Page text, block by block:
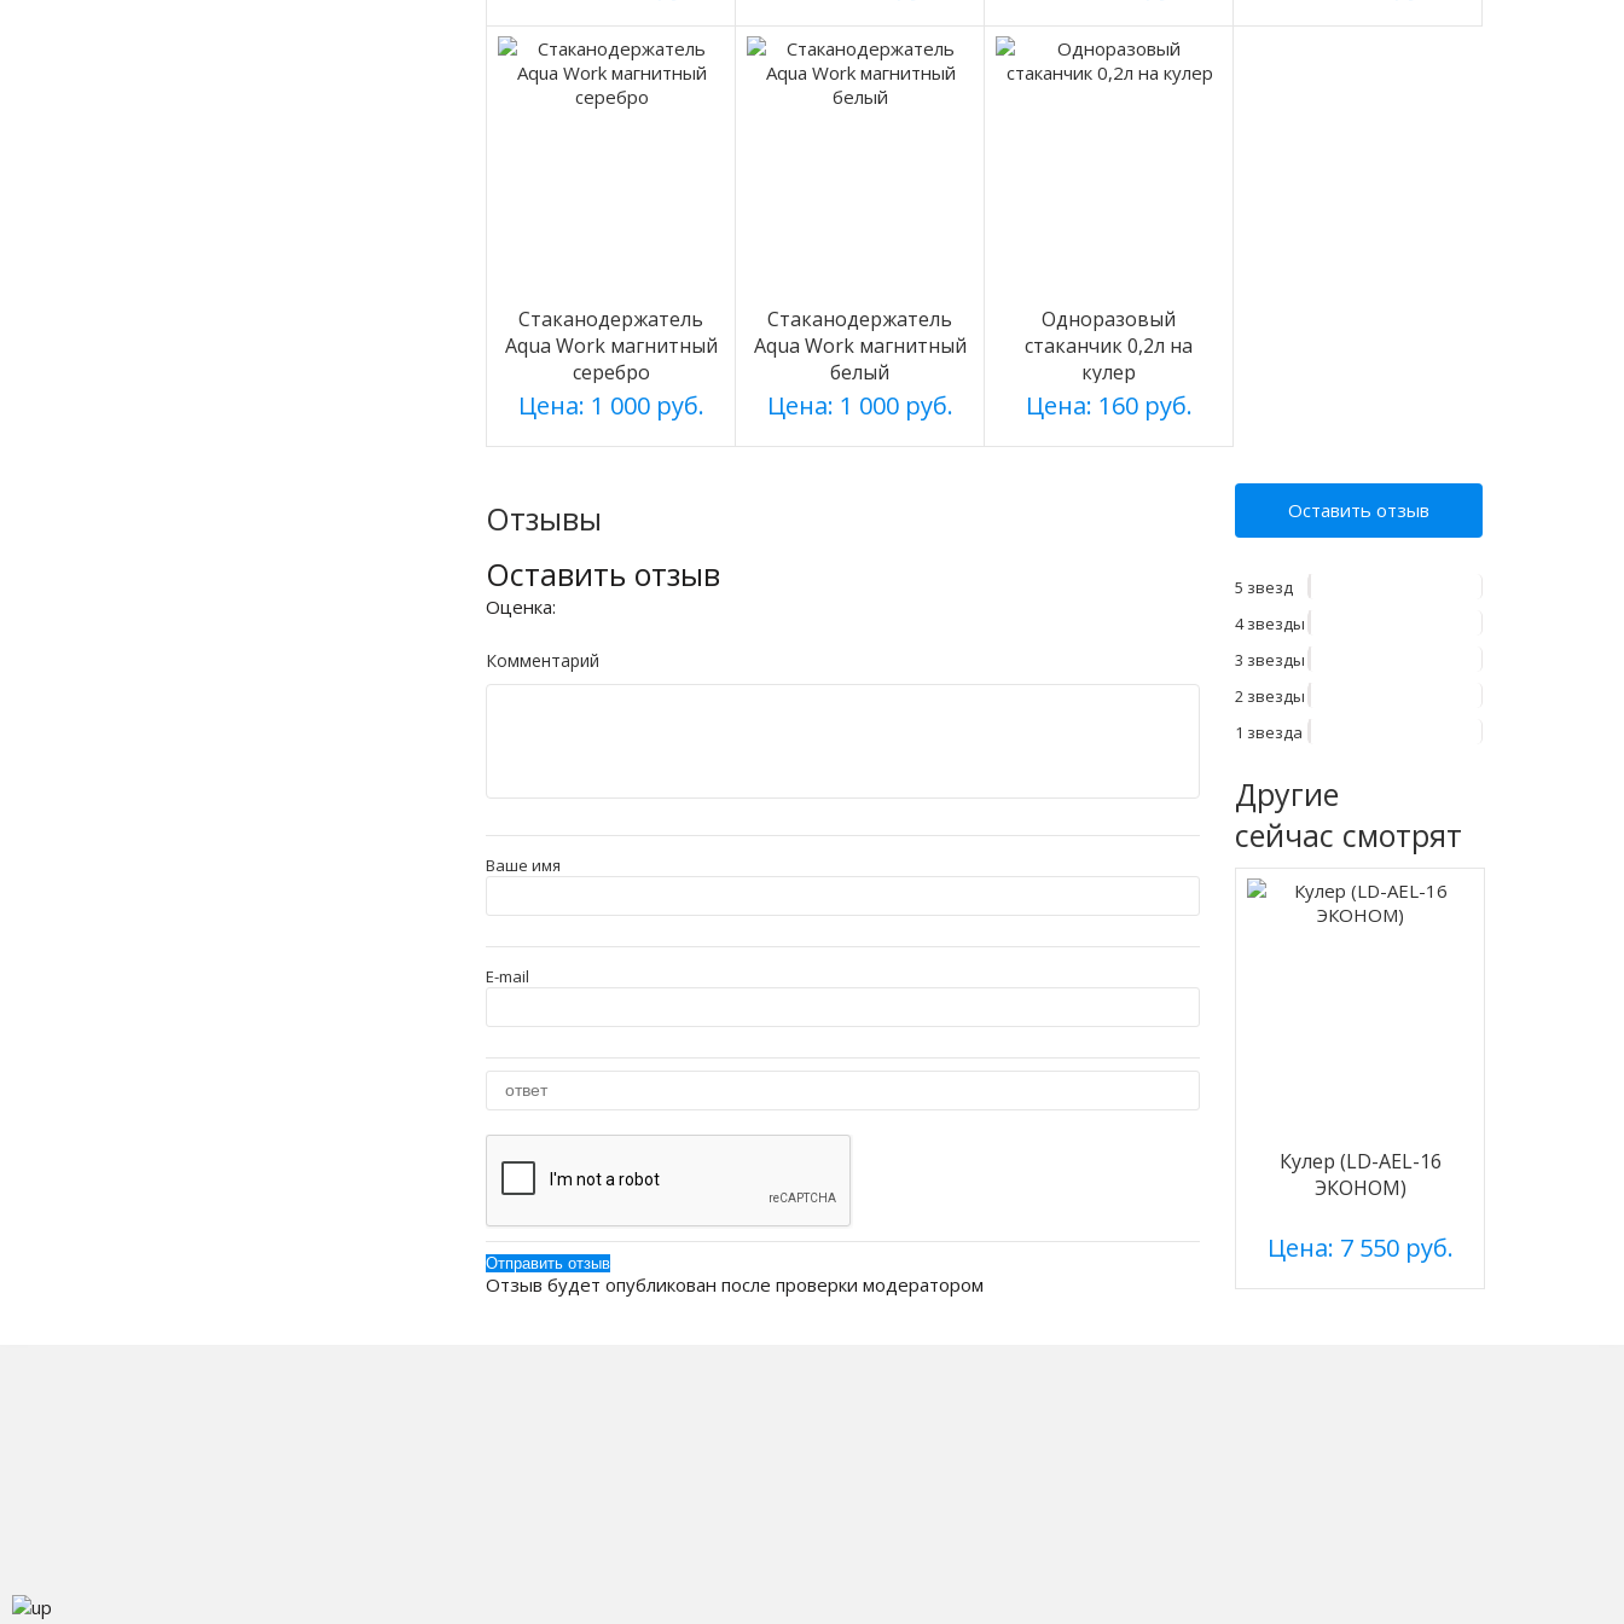
Стаканодержатель
Aqua Work магнитный
серебро
Цена: 1 000 руб.
Стаканодержатель
Aqua Work магнитный
белый
Цена: 1 000 руб.
Одноразовый
стаканчик 0,2л на
кулер
Цена: 160 руб.
Отзывы
Оставить отзыв
Оценка:
Комментарий
Ваше имя
E-mail
Отзыв будет опубликован после проверки модератором
Оставить отзыв
5 звезд
4 звезды
3 звезды
2 звезды
1 звезда
Другие
сейчас смотрят
Кулер (LD-AEL-16
ЭКОНОМ)
Цена: 7 550 руб.